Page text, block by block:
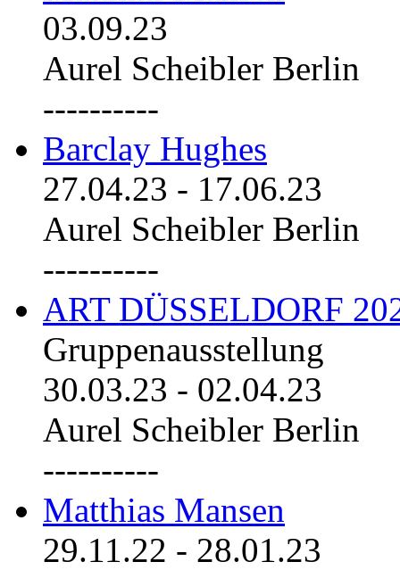
03.09.23
Aurel Scheibler Berlin
----------
Barclay Hughes
27.04.23 - 17.06.23
Aurel Scheibler Berlin
----------
ART DÜSSELDORF
Gruppenausstellung
30.03.23 - 02.04.23
Aurel Scheibler Berlin
----------
Matthias Mansen
29.11.22 - 28.01.23